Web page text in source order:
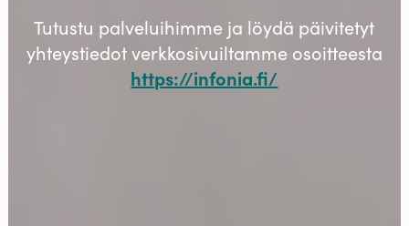
Tutustu palveluihimme ja löydä päivitetyt
yhteystiedot verkkosivuiltamme osoitteesta
https://infonia.fi/